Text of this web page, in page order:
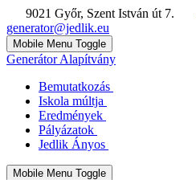
9021 Győr, Szent István út 7.
generator@jedlik.eu
Mobile Menu Toggle
Generátor Alapítvány
Bemutatkozás
Iskola múltja
Eredmények
Pályázatok
Jedlik Ányos
Mobile Menu Toggle